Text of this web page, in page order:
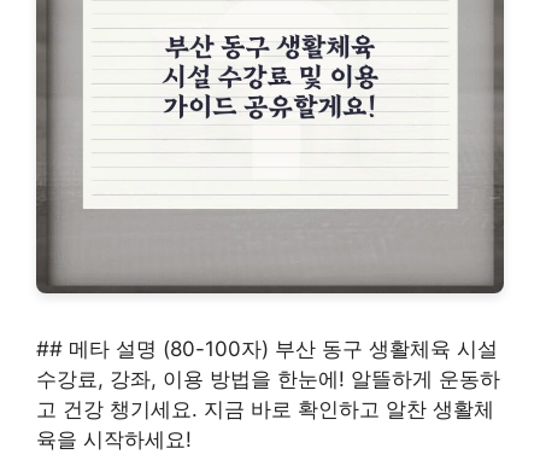
## 메타 설명 (80-100자) 부산 동구 생활체육 시설
수강료, 강좌, 이용 방법을 한눈에! 알뜰하게 운동하
고 건강 챙기세요. 지금 바로 확인하고 알찬 생활체
육을 시작하세요!